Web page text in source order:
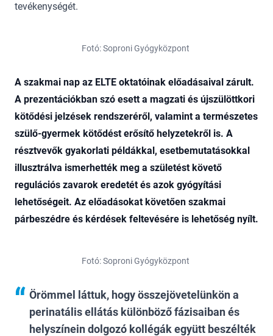
tevékenységét.
Fotó: Soproni Gyógyközpont
A szakmai nap az ELTE oktatóinak előadásaival zárult.
A prezentációkban szó esett a magzati és újszülöttkori
kötődési jelzések rendszeréről, valamint a természetes
szülő-gyermek kötődést erősítő helyzetekről is. A
résztvevők gyakorlati példákkal, esetbemutatásokkal
illusztrálva ismerhették meg a születést követő
regulációs zavarok eredetét és azok gyógyítási
lehetőségeit. Az előadásokat követően szakmai
párbeszédre és kérdések feltevésére is lehetőség nyílt.
Fotó: Soproni Gyógyközpont
Örömmel láttuk, hogy összejövetelünkön a
perinatális ellátás különböző fázisaiban és
helyszínein dolgozó kollégák együtt beszélték